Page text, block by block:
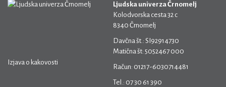
Izjava o kakovosti
Ljudska univerza Črnomelj
Kolodvorska cesta 32 c
8340 Črnomelj
Davčna št.: SI92914730
Matična št: 5052467 000
Račun: 01217-6030714481
Tel.: 07 30 61 390